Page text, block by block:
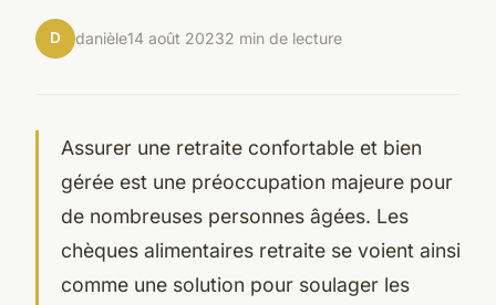
D danièle14 août 20232 min de lecture
Assurer une retraite confortable et bien
gérée est une préoccupation majeure pour
de nombreuses personnes âgées. Les
chèques alimentaires retraite se voient ainsi
comme une solution pour soulager les